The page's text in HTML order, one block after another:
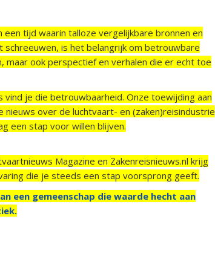
tijd waarin talloze vergelijkbare bronnen en
is het belangrijk om betrouwbare
maar ook perspectief en verhalen die er echt toe
je die betrouwbaarheid. Onze toewijding aan
over de luchtvaart- en (zaken)reisindustrie
een stap voor willen blijven.
Magazine en Zakenreisnieuws.nl krijg
die je steeds een stap voorsprong geeft.
een gemeenschap die waarde hecht aan